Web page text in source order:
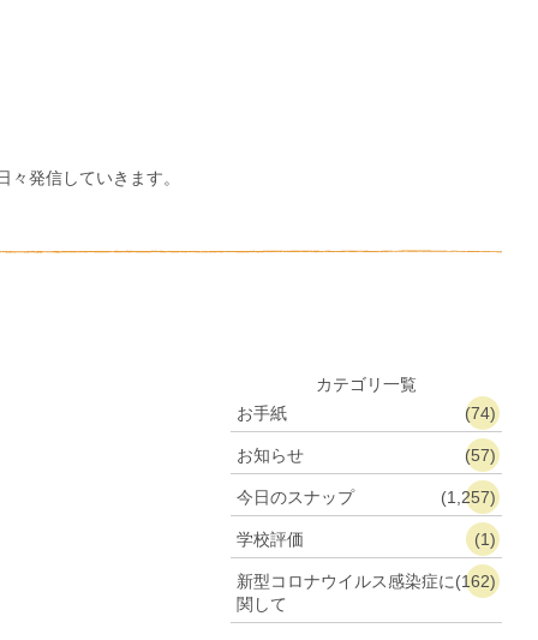
発信していきます。
カテゴリ一覧
お手紙
(74)
お知らせ (57)
今日のスナップ (1,257)
学校評価 (1)
新型コロナウイルス感染症に
関して
(162)